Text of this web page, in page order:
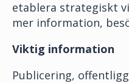
etablera strategiskt
mer information,
Viktig information
Publicering,